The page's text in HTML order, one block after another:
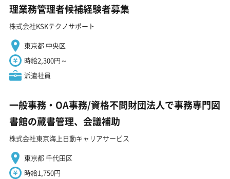
理業務管理者候補経験者募集
株式会社KSKテクノサポート
東京都 中央区
時給2,300円～
派遣社員
一般事務・OA事務/資格不問財団法人で事務専門図
書館の蔵書管理、会議補助
株式会社東京海上日動キャリアサービス
東京都 千代田区
時給1,750円